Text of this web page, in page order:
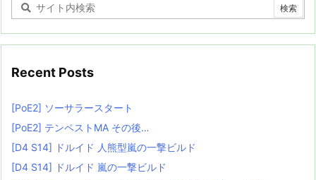
Recent Posts
[PoE2] ソーサラースタート
[PoE2] テンペストMA その後…
[D4 S14] ドルイド 人熊型嵐の一撃ビルド
[D4 S14] ドルイド 嵐の一撃ビルド